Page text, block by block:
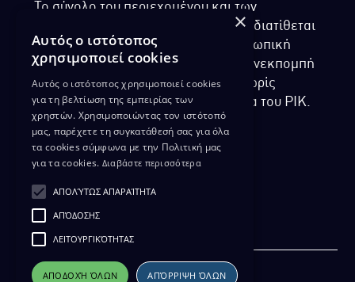
Το σύνολο του περιεχομένου και των
υπηρεσιών της ιστοσελίδας του ΡΙΚ διατίθεται
στους επισκέπτες αυστηρά για προσωπική
χρήση. Απαγορεύεται η χρήση ή επανεκπομπή
του, σε οποιοδήποτε μορφή, με ή χωρίς
επεξεργασία και χωρίς γραπτή άδεια του ΡΙΚ.
ΔΙΚΑΙΩΜΑ ΠΡΟΣΤΑΣΙΑΣ ΔΕΔΟΜΕΝΩΝ
ΔΙΑΘΕΣΗ ΑΡΧΕΙΑΚΟΥ ΥΛΙΚΟΥ
ΠΟΛΙΤΙΚΗ ΑΠΟΡΡΗΤΟΥ EUROVISION
×
Αυτός ο ιστότοπος
χρησιμοποιεί cookies
Αυτός ο ιστότοπος χρησιμοποιεί cookies
για τη βελτίωση της εμπειρίας των
χρηστών. Χρησιμοποιώντας τον ιστότοπό
μας, παρέχετε τη συγκατάθεσή σας για όλα
τα cookies σύμφωνα με την Πολιτική μας
για τα cookies. Διαβάστε περισσότερα
ΑΠΟΛΎΤΩΣ ΑΠΑΡΑΊΤΗΤΑ
ΑΠΌΔΟΣΗΣ
ΛΕΙΤΟΥΡΓΙΚΌΤΗΤΑΣ
ΑΠΟΔΟΧΉ ΌΛΩΝ ΑΠΌΡΡΙΨΗ ΌΛΩΝ